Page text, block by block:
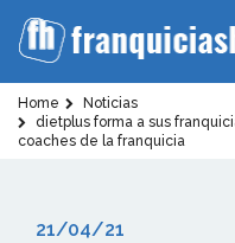
Home
Noticias
dietplus forma a sus
coaches de la franquicia
21/04/21